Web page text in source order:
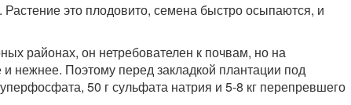
это плодовито, семена быстро осыпаются, и
районах, он нетребователен к почвам, но на
нежнее. Поэтому перед закладкой плантации под
50 г сульфата натрия и 5-8 кг перепревшего